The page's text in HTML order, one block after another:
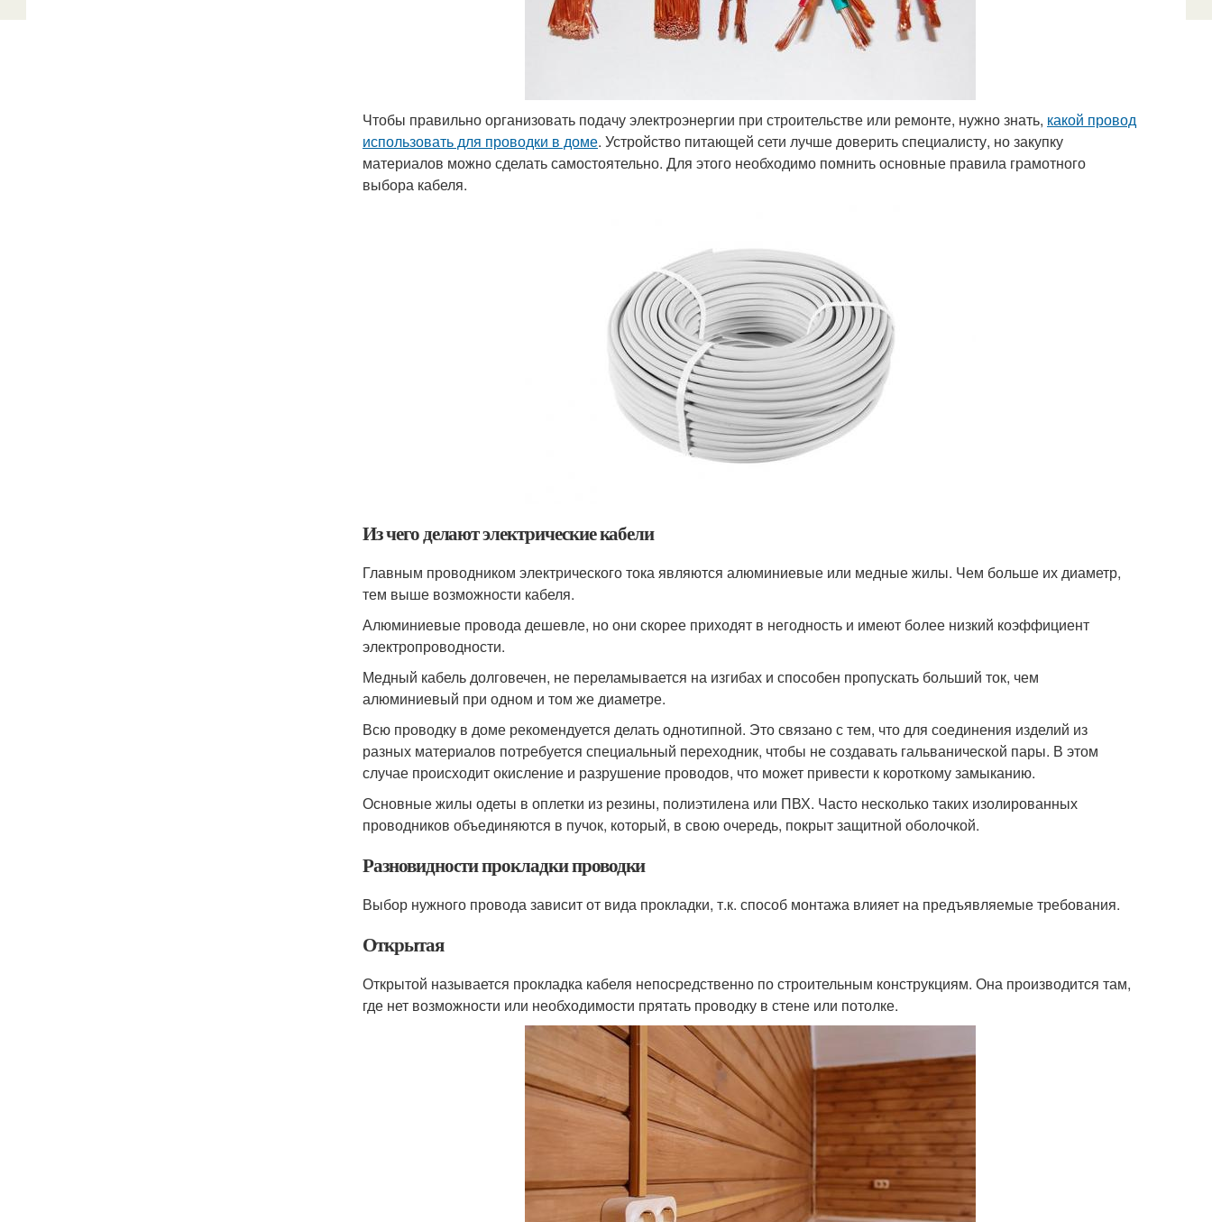
Чтобы правильно организовать подачу электроэнергии при строительстве или ремонте, нужно знать, какой провод
использовать для проводки в доме. Устройство питающей сети лучше доверить специалисту, но закупку
материалов можно сделать самостоятельно. Для этого необходимо помнить основные правила грамотного
выбора кабеля.
Из чего делают электрические кабели
Главным проводником электрического тока являются алюминиевые или медные жилы. Чем больше их диаметр,
тем выше возможности кабеля.
Алюминиевые провода дешевле, но они скорее приходят в негодность и имеют более низкий коэффициент
электропроводности.
Медный кабель долговечен, не переламывается на изгибах и способен пропускать больший ток, чем
алюминиевый при одном и том же диаметре.
Всю проводку в доме рекомендуется делать однотипной. Это связано с тем, что для соединения изделий из
разных материалов потребуется специальный переходник, чтобы не создавать гальванической пары. В этом
случае происходит окисление и разрушение проводов, что может привести к короткому замыканию.
Основные жилы одеты в оплетки из резины, полиэтилена или ПВХ. Часто несколько таких изолированных
проводников объединяются в пучок, который, в свою очередь, покрыт защитной оболочкой.
Разновидности прокладки проводки
Выбор нужного провода зависит от вида прокладки, т.к. способ монтажа влияет на предъявляемые требования.
Открытая
Открытой называется прокладка кабеля непосредственно по строительным конструкциям. Она производится там,
где нет возможности или необходимости прятать проводку в стене или потолке.